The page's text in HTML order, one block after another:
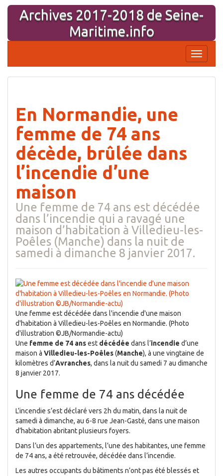
Aller
contenu
Archives 2017-2018 de Seine-
Maritime.info
la
En Normandie, une
femme de 74 ans
décède, brûlée dans
l’incendie d’une
maison
Une femme de 74 ans est décédée
dans l’incendie qui a ravagé une
maison d’habitation à Villedieu-les-
Poêles (Manche) dans la nuit de
samedi à dimanche 8 janvier 2017.
Une femme est décédée dans l'incendie d'une maison
d'habitation à Villedieu-les-Poêles en Normandie. (Photo
d'illustration ©JB/Normandie-actu)
Une femme de 74 ansest décédée dans l’incendie d’une
maison à Villedieu-les-Poêles(Manche), à une vingtaine de
kilomètres d’Avranches, dans la nuit du samedi 7 au dimanche
8 janvier 2017.
Une femme de 74 ans décédée
L’incendie s’est déclaré vers 2h du matin, dans la nuit de
samedi à dimanche, au 6-8 rue Jean-Gasté, dans une maison
d’habitation abritant plusieurs foyers.
Dans l’un des appartements, l’une des habitantes, une femme
de 74 ans, a été retrouvée, décédée dans l’incendie.
Les autres occupants du bâtiments n’ont pas été blessés et